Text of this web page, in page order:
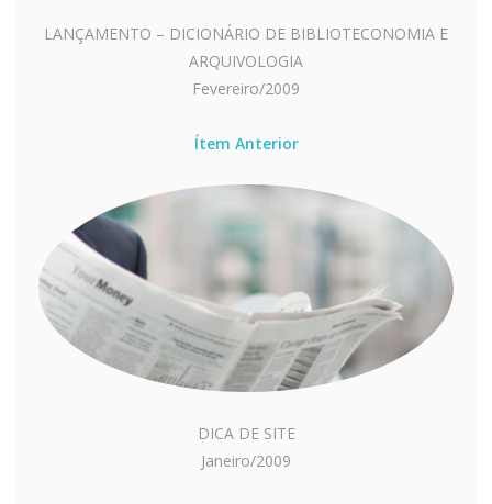
LANÇAMENTO – DICIONÁRIO DE BIBLIOTECONOMIA E
ARQUIVOLOGIA
Fevereiro/2009
Ítem Anterior
DICA DE SITE
Janeiro/2009